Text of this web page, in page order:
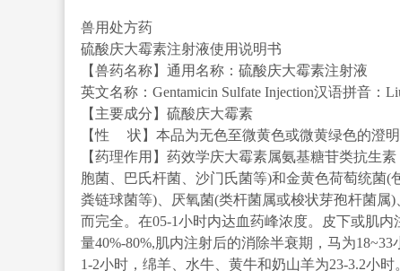
兽用处方药
硫酸庆大霉素注射液使用说明书
【兽药名称】通用名称：硫酸庆大霉素注射液
英文名称：Gentamicin Sulfate Injection汉语拼音：
【主要成分】硫酸庆大霉素
【性 状】本品为无色至微黄色或微黄绿色的澄明
【药理作用】药效学庆大霉素属氨基糖苷类抗生
胞菌、巴氏杆菌、沙门氏菌等)和金黄色荷萄统菌
粪链球菌等)、厌氧菌(类杆菌属或梭状芽孢杆菌
而完全。在05-1小时内达血药峰浓度。皮下或肌
量40%-80%,肌内注射后的消除半衰期，马为
1-2小时，绵羊、水牛、黄牛和奶山羊为23-3.2小